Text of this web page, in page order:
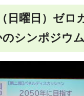
日曜日）ゼロ
シンポジウム